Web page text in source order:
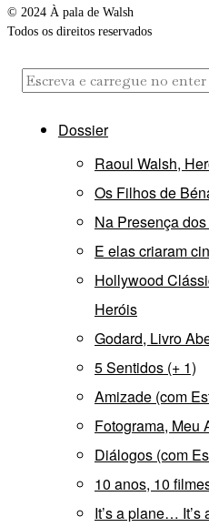
© 2024 À pala de Walsh
Todos os direitos reservados
Dossier
Raoul Walsh,
Os Filhos de
Na Presença
E elas criaram
Hollywood
Heróis
Godard, Livro
5 Sentidos (+ 1)
Amizade (com
Fotograma, Meu
Diálogos (com
10 anos, 10
It’s a plane…